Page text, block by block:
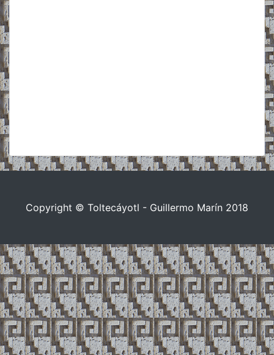
Copyright © Toltecáyotl - Guillermo Marín 2018